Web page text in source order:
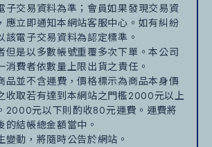
子交易資料為準；會員如果發現交易資
應立即通知本網站客服中心。如有糾紛
該電子交易資料為認定標準。
但是以多數帳號重覆多次下單。本公司
消費者依數量上限出貨之責任。
品並不含運費，價格標示為商品本身價
收取若有達到本網站之門檻2000元以上
2000元以下則酌收80元運費。運費將
的結帳總金額當中。
變動，將隨時公告於網站。